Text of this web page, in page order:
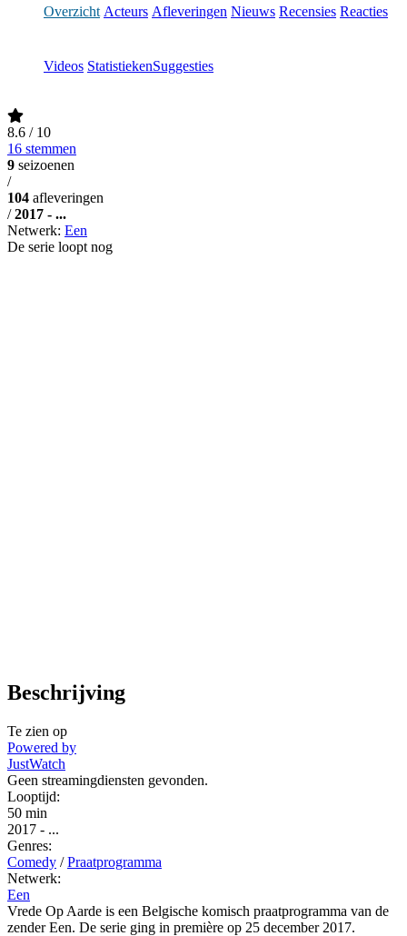
Overzicht Acteurs Afleveringen Nieuws Recensies Reacties
Videos StatistiekenSuggesties
8.6 / 10
16 stemmen
9 seizoenen
/
104 afleveringen
/ 2017 - ...
Netwerk: Een
De serie loopt nog
Beschrijving
Te zien op
Powered by
JustWatch
Geen streamingdiensten gevonden.
Looptijd:
50 min
2017 - ...
Genres:
Comedy / Praatprogramma
Netwerk:
Een
Vrede Op Aarde is een Belgische komisch praatprogramma van de
zender Een. De serie ging in première op 25 december 2017.